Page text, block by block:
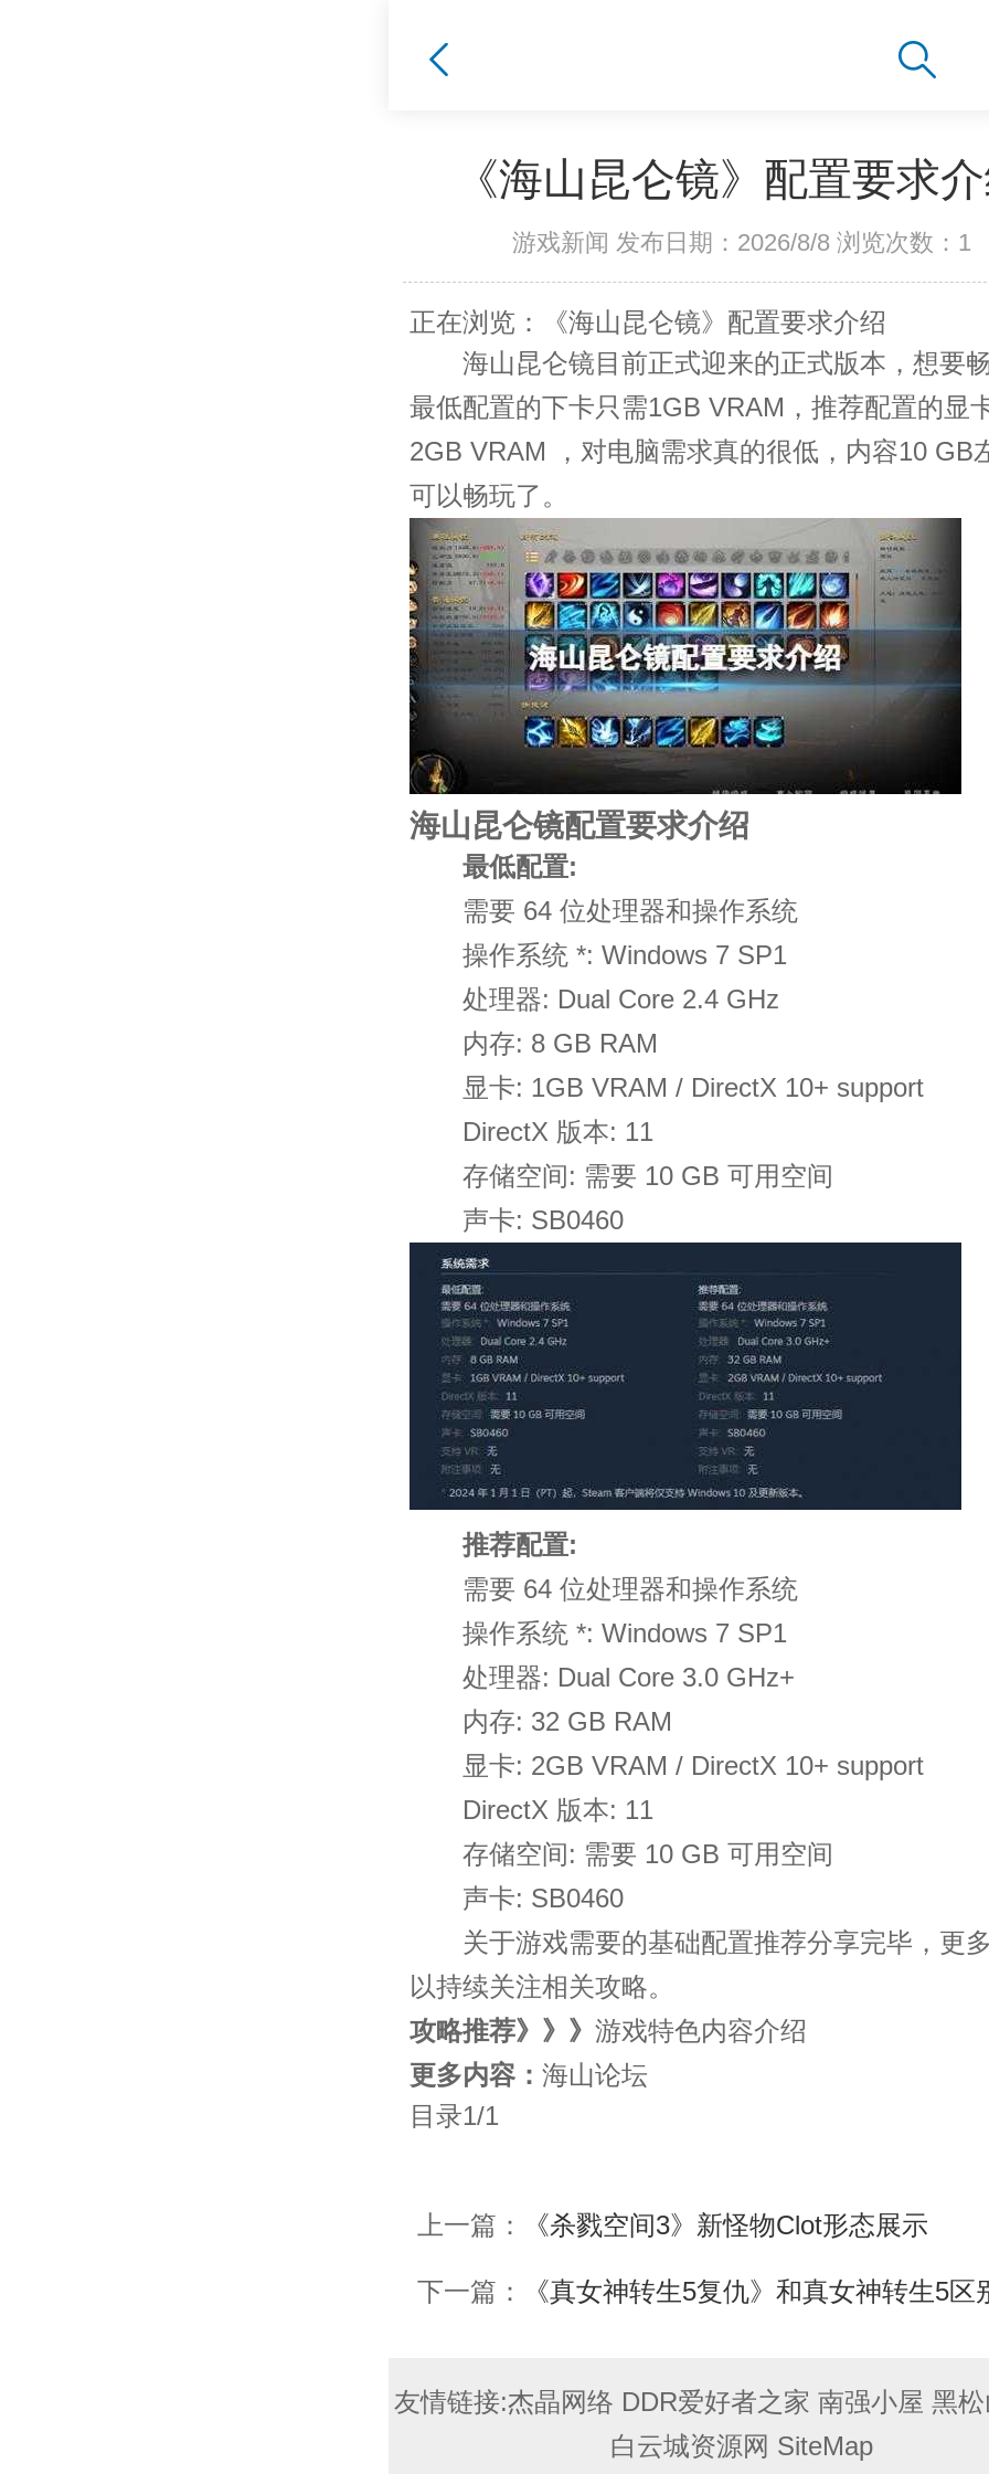
《海山昆仑镜》配置要求
游戏新闻 发布日期：2026/8/8 浏览次数： 1
正在浏览：《海山昆仑镜》配置要求介绍
海山昆仑镜目前正式迎来的正式版本，想要
最低配置的下卡只需1GB VRAM，推荐配置的显
2GB VRAM ，对电脑需求真的很低，内容10 GB
可以畅玩了。
海山昆仑镜配置要求介绍
最低配置:
需要 64 位处理器和操作系统
操作系统 *: Windows 7 SP1
处理器: Dual Core 2.4 GHz
内存: 8 GB RAM
显卡: 1GB VRAM / DirectX 10+ support
DirectX 版本: 11
存储空间: 需要 10 GB 可用空间
声卡: SB0460
推荐配置:
需要 64 位处理器和操作系统
操作系统 *: Windows 7 SP1
处理器: Dual Core 3.0 GHz+
内存: 32 GB RAM
显卡: 2GB VRAM / DirectX 10+ support
DirectX 版本: 11
存储空间: 需要 10 GB 可用空间
声卡: SB0460
关于游戏需要的基础配置推荐分享完毕，更
以持续关注相关攻略。
攻略推荐》》》游戏特色内容介绍
更多内容：海山论坛
目录1/1
上一篇： 《杀戮空间3》新怪物Clot形态展示
下一篇： 《真女神转生5复仇》和真女神转生5区
友情链接:杰晶网络 DDR爱好者之家 南强小屋 黑
白云城资源网 SiteMap